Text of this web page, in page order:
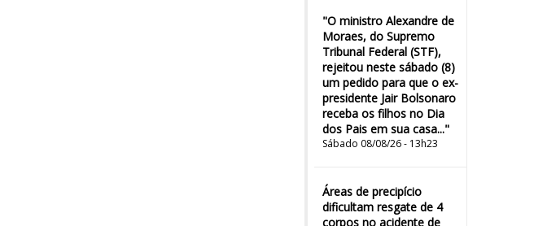
"O ministro Alexandre de
Moraes, do Supremo
Tribunal Federal (STF),
rejeitou neste sábado (8)
um pedido para que o ex-
presidente Jair Bolsonaro
receba os filhos no Dia
dos Pais em sua casa..."
Sábado 08/08/26 - 13h23
Áreas de precipício
dificultam resgate de 4
corpos no acidente de